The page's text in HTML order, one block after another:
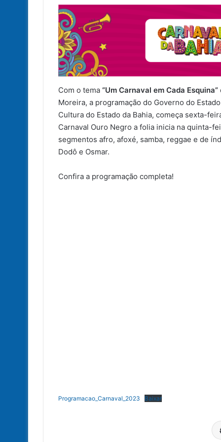
Com o tema “Um Carnaval em Cada Esquina”
Moreira, a programação do Governo do
Cultura do Estado da Bahia, começa sexta-
Carnaval Ouro Negro a folia inicia na quinta-
segmentos afro, afoxé, samba, reggae e de
Dodô e Osmar.
Confira a programação completa!
Programacao_Carnaval_2023 Baixar